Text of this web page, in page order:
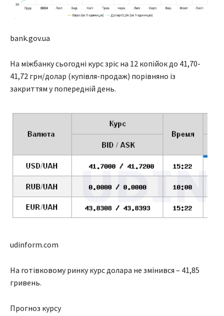
bank.gov.ua
На міжбанку сьогодні курс зріс на 12 копійок до 41,70-
41,72 грн/долар (купівля-продаж) порівняно із
закриттям у попередній день.
udinform.com
На готівковому ринку курс долара не змінився – 41,85
гривень.
Прогноз курсу